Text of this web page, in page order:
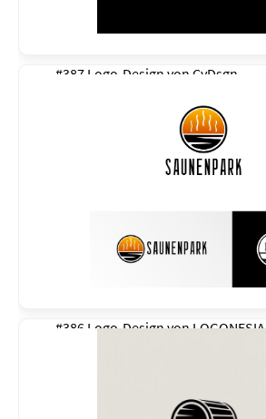
#387 Logo-Design von CyDsgn
#386 Logo-Design vonLOGONESIA